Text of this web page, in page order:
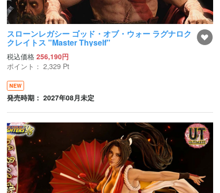
スローンレガシー ゴッド・オブ・ウォー ラグナロク
クレイトス "Master Thyself"
税込価格 256,190円
ポイント： 2,329 Pt
NEW
発売時期： 2027年08月未定